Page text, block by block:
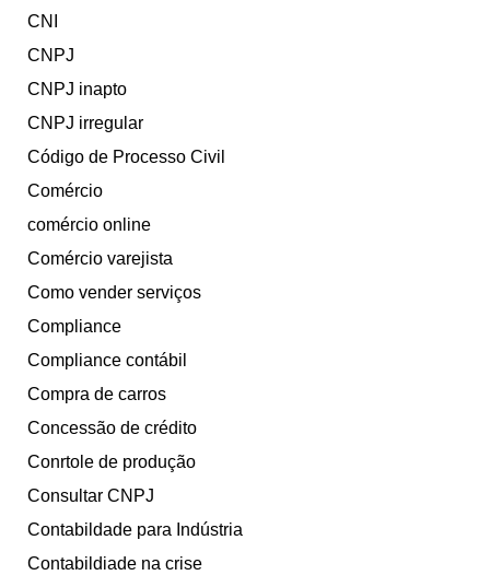
CNI
CNPJ
CNPJ inapto
CNPJ irregular
Código de Processo Civil
Comércio
comércio online
Comércio varejista
Como vender serviços
Compliance
Compliance contábil
Compra de carros
Concessão de crédito
Conrtole de produção
Consultar CNPJ
Contabildade para Indústria
Contabildiade na crise